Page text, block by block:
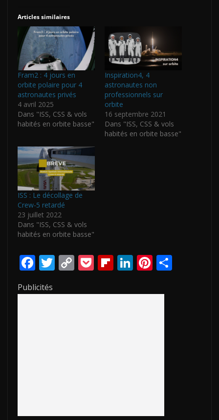
Articles similaires
Fram2 : 4 jours en
orbite polaire pour 4
astronautes privés
4 avril 2025
Dans "ISS, CSS & vols
habités en orbite basse"
Inspiration4, 4
astronautes non
professionnels sur
orbite
16 septembre 2021
Dans "ISS, CSS & vols
habités en orbite basse"
ISS : Le décollage de
Crew-5 retardé
23 juillet 2022
Dans "ISS, CSS & vols
habités en orbite basse"
F
e
T
itt
C
p
P
ck
Fli
b
Li
k
Pi
er
Publicités